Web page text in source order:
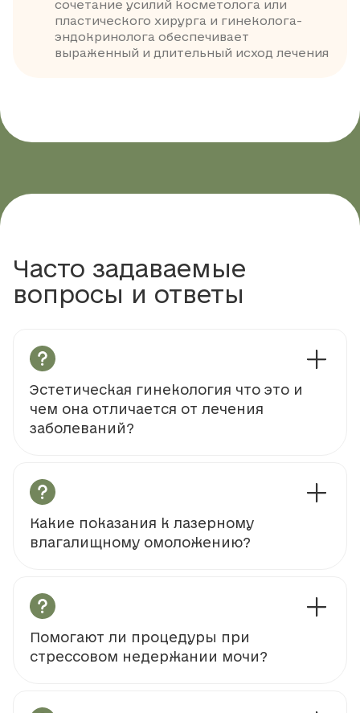
сочетание усилий косметолога или
пластического хирурга и гинеколога-
эндокринолога обеспечивает
выраженный и длительный исход лечения
Часто задаваемые
вопросы и ответы
Эстетическая гинекология что это и
чем она отличается от лечения
заболеваний?
Какие показания к лазерному
влагалищному омоложению?
Помогают ли процедуры при
стрессовом недержании мочи?